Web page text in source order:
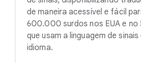
de maneira acessível e fácil
600.000 surdos nos EUA e no
que usam a linguagem de
idioma.